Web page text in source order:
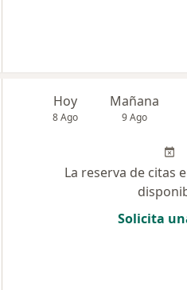
Hoy
8 Ago
Mañana
9 Ago
La reserva de citas
Solicita